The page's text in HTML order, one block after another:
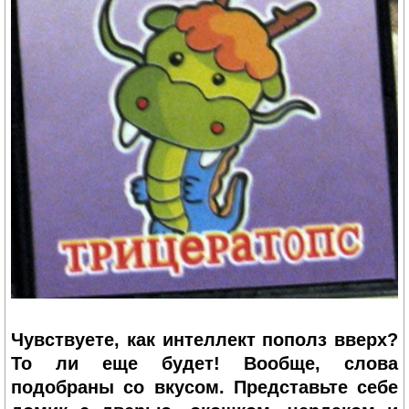
Чувствуете, как интеллект пополз вверх?
То ли еще будет! Вообще, слова
подобраны со вкусом. Представьте себе